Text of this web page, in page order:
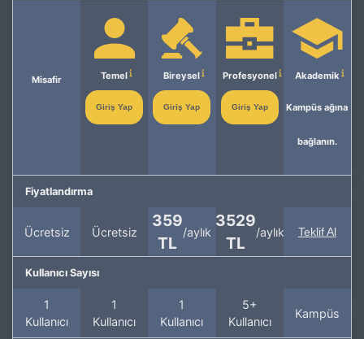
Misafir Temel
Giriş Yap
Bireysel
Giriş Yap
Profesyonel
Giriş Yap
Akademik
Kampüs ağına
bağlanın.
Fiyatlandırma
Ücretsiz Ücretsiz
359
TL
/aylık
3529
TL
/aylık Teklif Al
Kullanıcı Sayısı
1
Kullanıcı
1
Kullanıcı
1
Kullanıcı
5+
Kullanıcı
Kampüs